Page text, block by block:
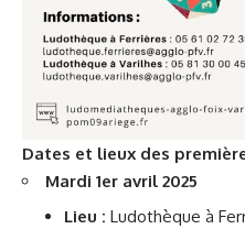
Dates et lieux des
Mardi 1er avril 2025
Lieu : Ludothèque à